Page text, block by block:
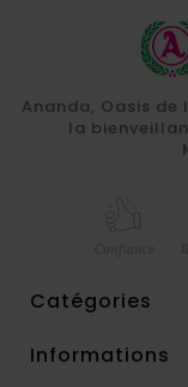
Ananda, Oasis
la
Catégories
Informations